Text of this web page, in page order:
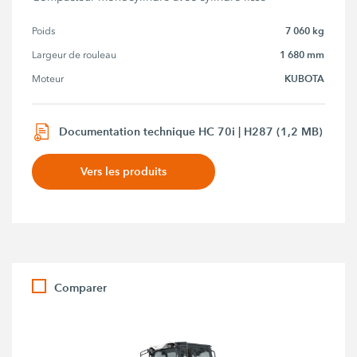
Poids 7 060 kg
Largeur de rouleau 1 680 mm
Moteur KUBOTA
Documentation technique HC 70i | H287 (1,2 MB)
Vers les produits
Comparer